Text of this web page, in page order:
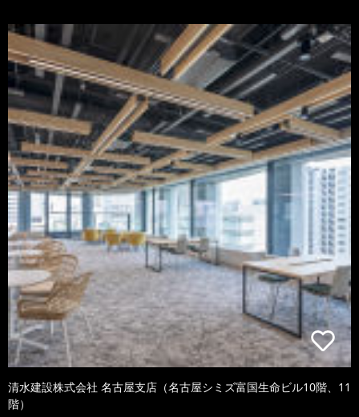
清水建設株式会社 名古屋支店（名古屋シミズ富国生命ビル10階、11
階）